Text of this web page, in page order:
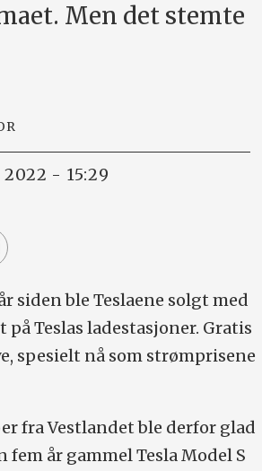
Men det stemte
2022 - 15:29
siden ble Teslaene solgt med
Teslas ladestasjoner. Gratis
spesielt nå som strømprisene
fra Vestlandet ble derfor glad
fem år gammel Tesla Model S